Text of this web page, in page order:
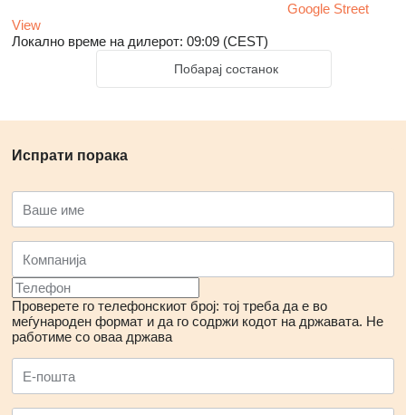
Google Street
View
Локално време на дилерот: 09:09 (CEST)
Побарај состанок
Испрати порака
Проверете го телефонскиот број: тој треба да е во
меѓународен формат и да го содржи кодот на државата. Не
работиме со оваа држава